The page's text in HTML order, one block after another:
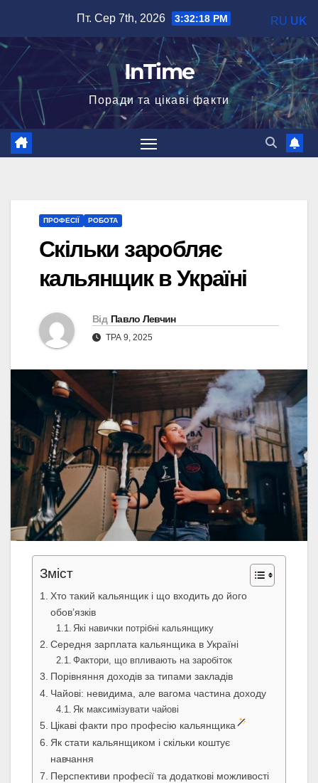
вмісту
Пт. Сер 7th, 2026 3:32:19 PM
InTime
Поради та цікаві факти
ПРОФЕСІЇ РОБОТА
Скільки заробляє
кальянщик в Україні
Від Павло Левчин
ТРА 9, 2025
Зміст
Хто такий кальянщик і що входить до його
обов’язків
Які навички потрібні кальянщику
Середня зарплата кальянщика в Україні
Фактори, що впливають на заробіток
Порівняння доходів за типами закладів
Чайові: невидима, але вагома частина доходу
Як максимізувати чайові
Цікаві факти про професію кальянщика
Як стати кальянщиком і скільки коштує
навчання
Перспективи професії та додаткові можливості
RU UK